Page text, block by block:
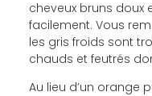
cheveux bruns doux
facilement. Vous
les gris froids sont
chauds et feutrés
Au lieu d’un orange